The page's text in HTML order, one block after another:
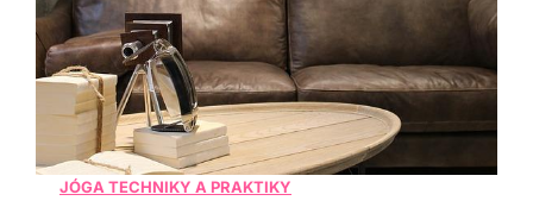
O
v
l
á
d
á
j
ó
g
a
:
JÓGA TECHNIKY A PRAKTIKY